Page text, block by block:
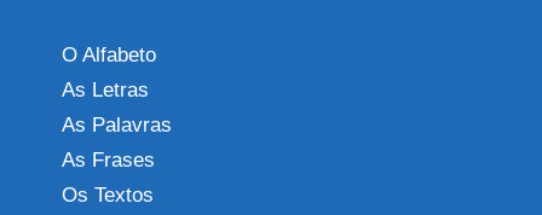
O Alfabeto
As Letras
As Palavras
As Frases
Os Textos